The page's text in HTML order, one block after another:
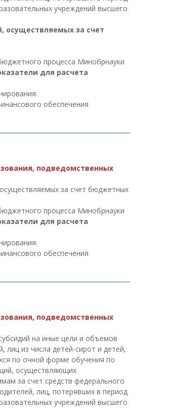
учреждений высшего
осуществляемых за счет
процесса Минобрнауки
для расчета
обеспечения
подведомственных
за счет бюджетных
процесса Минобрнауки
для расчета
обеспечения
подведомственных
на иные цели и объемов
лиц из числа детей-сирот и детей,
по очной форме обучения по
осуществляющих
за счет средств федерального
лиц, потерявших в период
учреждений высшего